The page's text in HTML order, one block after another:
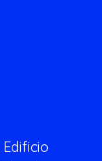
Edificio